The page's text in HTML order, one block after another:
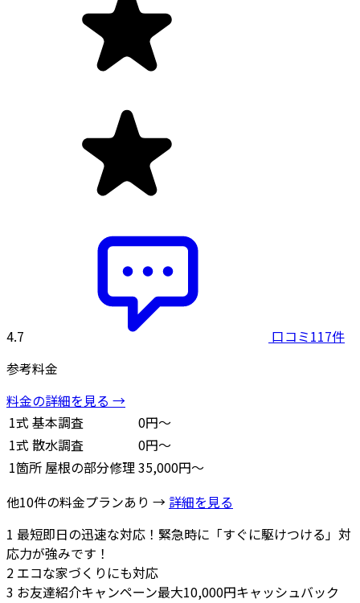
4.7
口コミ117件
参考料金
料金の詳細を見る →
1式 基本調査
0円～
1式 散水調査
0円～
1箇所 屋根の部分修理35,000円～
他10件の料金プランあり → 詳細を見る
1 最短即日の迅速な対応！緊急時に「すぐに駆けつける」対
応力が強みです！
2 エコな家づくりにも対応
3 お友達紹介キャンペーン最大10,000円キャッシュバック